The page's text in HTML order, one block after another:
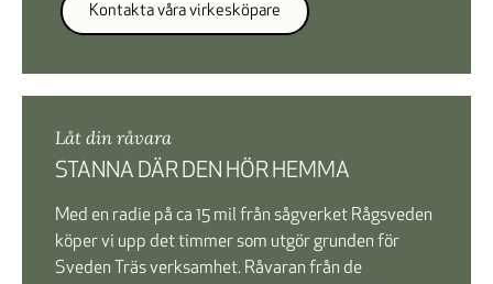
Kontakta våra virkesköpare
Låt din råvara
STANNA DÄR DEN HÖR HEMMA
Med en radie på ca 15 mil från sågverket Rågsveden
köper vi upp det timmer som utgör grunden för
Sveden Träs verksamhet. Råvaran från de